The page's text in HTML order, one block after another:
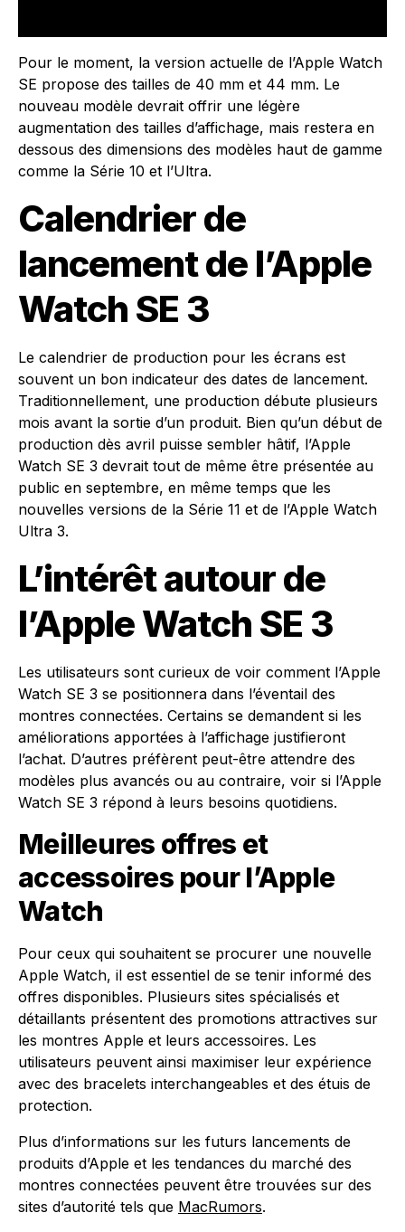
Pour le moment, la version actuelle de l’Apple Watch
SE propose des tailles de 40 mm et 44 mm. Le
nouveau modèle devrait offrir une légère
augmentation des tailles d’affichage, mais restera en
dessous des dimensions des modèles haut de gamme
comme la Série 10 et l’Ultra.
Calendrier de
lancement de l’Apple
Watch SE 3
Le calendrier de production pour les écrans est
souvent un bon indicateur des dates de lancement.
Traditionnellement, une production débute plusieurs
mois avant la sortie d’un produit. Bien qu’un début de
production dès avril puisse sembler hâtif, l’Apple
Watch SE 3 devrait tout de même être présentée au
public en septembre, en même temps que les
nouvelles versions de la Série 11 et de l’Apple Watch
Ultra 3.
L’intérêt autour de
l’Apple Watch SE 3
Les utilisateurs sont curieux de voir comment l’Apple
Watch SE 3 se positionnera dans l’éventail des
montres connectées. Certains se demandent si les
améliorations apportées à l’affichage justifieront
l’achat. D’autres préfèrent peut-être attendre des
modèles plus avancés ou au contraire, voir si l’Apple
Watch SE 3 répond à leurs besoins quotidiens.
Meilleures offres et
accessoires pour l’Apple
Watch
Pour ceux qui souhaitent se procurer une nouvelle
Apple Watch, il est essentiel de se tenir informé des
offres disponibles. Plusieurs sites spécialisés et
détaillants présentent des promotions attractives sur
les montres Apple et leurs accessoires. Les
utilisateurs peuvent ainsi maximiser leur expérience
avec des bracelets interchangeables et des étuis de
protection.
Plus d’informations sur les futurs lancements de
produits d’Apple et les tendances du marché des
montres connectées peuvent être trouvées sur des
sites d’autorité tels que MacRumors.